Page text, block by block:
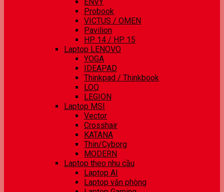
Probook
VICTUS / OMEN
Pavilion
HP 14 / HP 15
Laptop LENOVO
YOGA
IDEAPAD
Thinkpad / Thinkbook
LOQ
LEGION
Laptop MSI
Vector
Crosshair
KATANA
Thin/Cyborg
MODERN
Laptop theo nhu cầu
Laptop AI
Laptop văn phòng